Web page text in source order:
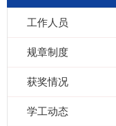
工作人员
规章制度
获奖情况
学工动态